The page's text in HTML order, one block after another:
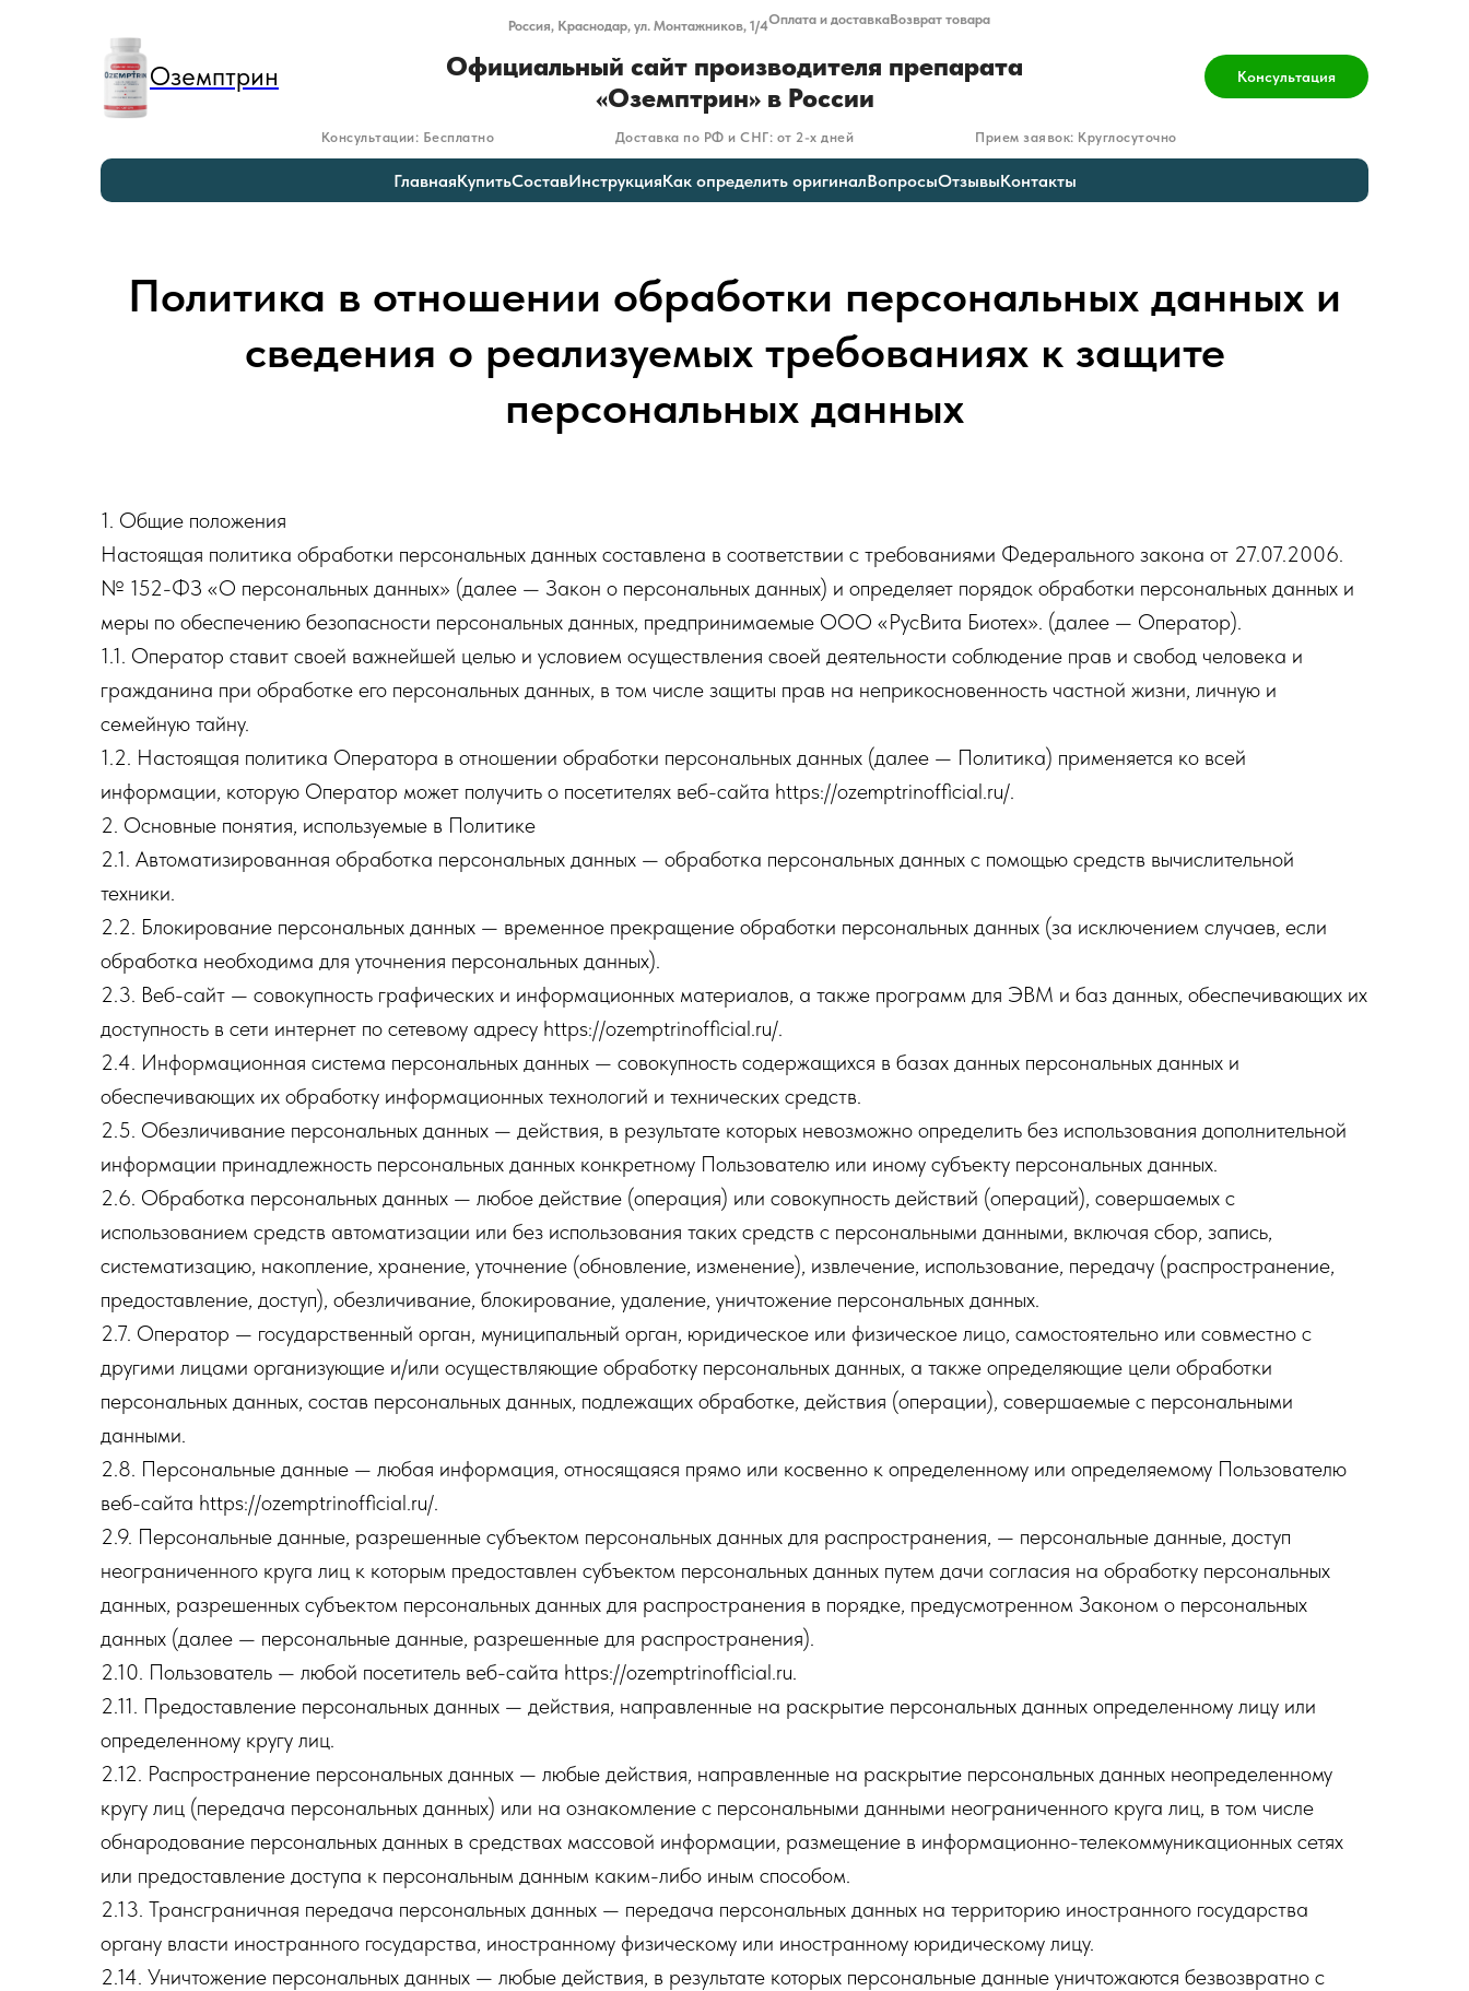
Официальный сайт производителя препарата
«Оземптрин» в России
Консультации: Бесплатно Доставка по РФ и СНГ: от 2-х дней Прием заявок: Круглосуточно
Оземптрин Консультация
Россия, Краснодар, ул. Монтажников, 1/4Оплата и доставкаВозврат товара
ГлавнаяКупитьСоставИнструкцияКак определить оригиналВопросыОтзывыКонтакты
Политика в отношении обработки персональных данных и
сведения о реализуемых требованиях к защите
персональных данных
1. Общие положения
Настоящая политика обработки персональных данных составлена в соответствии с требованиями Федерального закона от 27.07.2006.
№ 152-ФЗ «О персональных данных» (далее — Закон о персональных данных) и определяет порядок обработки персональных данных и
меры по обеспечению безопасности персональных данных, предпринимаемые ООО «РусВита Биотех». (далее — Оператор).
1.1. Оператор ставит своей важнейшей целью и условием осуществления своей деятельности соблюдение прав и свобод человека и
гражданина при обработке его персональных данных, в том числе защиты прав на неприкосновенность частной жизни, личную и
семейную тайну.
1.2. Настоящая политика Оператора в отношении обработки персональных данных (далее — Политика) применяется ко всей
информации, которую Оператор может получить о посетителях веб-сайта https://ozemptrinofficial.ru/.
2. Основные понятия, используемые в Политике
2.1. Автоматизированная обработка персональных данных — обработка персональных данных с помощью средств вычислительной
техники.
2.2. Блокирование персональных данных — временное прекращение обработки персональных данных (за исключением случаев, если
обработка необходима для уточнения персональных данных).
2.3. Веб-сайт — совокупность графических и информационных материалов, а также программ для ЭВМ и баз данных, обеспечивающих их
доступность в сети интернет по сетевому адресу https://ozemptrinofficial.ru/.
2.4. Информационная система персональных данных — совокупность содержащихся в базах данных персональных данных и
обеспечивающих их обработку информационных технологий и технических средств.
2.5. Обезличивание персональных данных — действия, в результате которых невозможно определить без использования дополнительной
информации принадлежность персональных данных конкретному Пользователю или иному субъекту персональных данных.
2.6. Обработка персональных данных — любое действие (операция) или совокупность действий (операций), совершаемых с
использованием средств автоматизации или без использования таких средств с персональными данными, включая сбор, запись,
систематизацию, накопление, хранение, уточнение (обновление, изменение), извлечение, использование, передачу (распространение,
предоставление, доступ), обезличивание, блокирование, удаление, уничтожение персональных данных.
2.7. Оператор — государственный орган, муниципальный орган, юридическое или физическое лицо, самостоятельно или совместно с
другими лицами организующие и/или осуществляющие обработку персональных данных, а также определяющие цели обработки
персональных данных, состав персональных данных, подлежащих обработке, действия (операции), совершаемые с персональными
данными.
2.8. Персональные данные — любая информация, относящаяся прямо или косвенно к определенному или определяемому Пользователю
веб-сайта https://ozemptrinofficial.ru/.
2.9. Персональные данные, разрешенные субъектом персональных данных для распространения, — персональные данные, доступ
неограниченного круга лиц к которым предоставлен субъектом персональных данных путем дачи согласия на обработку персональных
данных, разрешенных субъектом персональных данных для распространения в порядке, предусмотренном Законом о персональных
данных (далее — персональные данные, разрешенные для распространения).
2.10. Пользователь — любой посетитель веб-сайта https://ozemptrinofficial.ru.
2.11. Предоставление персональных данных — действия, направленные на раскрытие персональных данных определенному лицу или
определенному кругу лиц.
2.12. Распространение персональных данных — любые действия, направленные на раскрытие персональных данных неопределенному
кругу лиц (передача персональных данных) или на ознакомление с персональными данными неограниченного круга лиц, в том числе
обнародование персональных данных в средствах массовой информации, размещение в информационно-телекоммуникационных сетях
или предоставление доступа к персональным данным каким-либо иным способом.
2.13. Трансграничная передача персональных данных — передача персональных данных на территорию иностранного государства
органу власти иностранного государства, иностранному физическому или иностранному юридическому лицу.
2.14. Уничтожение персональных данных — любые действия, в результате которых персональные данные уничтожаются безвозвратно с